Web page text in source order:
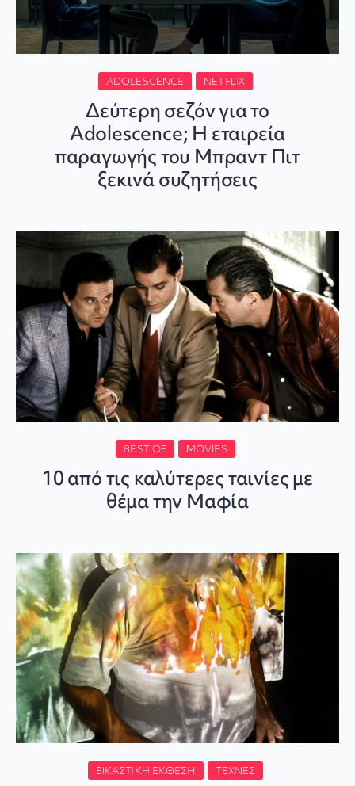
ADOLESCENCE NETFLIX
Δεύτερη σεζόν για το
Adolescence; Η εταιρεία
παραγωγής του Μπραντ Πιτ
ξεκινά συζητήσεις
BEST OF MOVIES
10 από τις καλύτερες ταινίες με
θέμα την Μαφία
ΕΙΚΑΣΤΙΚΉ ΈΚΘΕΣΗ ΤΈΧΝΕΣ